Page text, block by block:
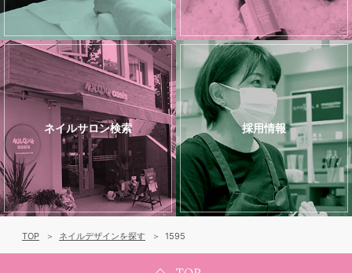
ネイルサロン検索 採用情報
TOP ネイルデザインを探す 1595